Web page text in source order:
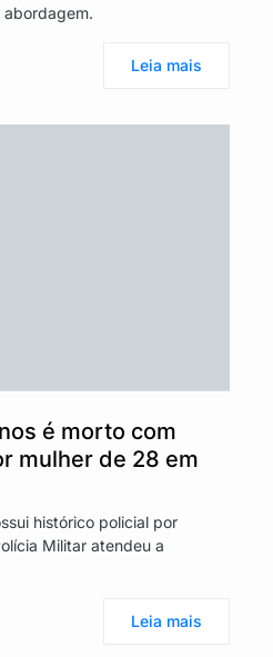
Leia mais
é morto com
mulher de 28 em
histórico policial por
Militar atendeu a
Leia mais